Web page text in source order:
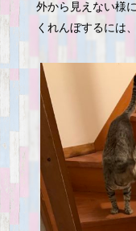
外から見えない様
くれんぼするには